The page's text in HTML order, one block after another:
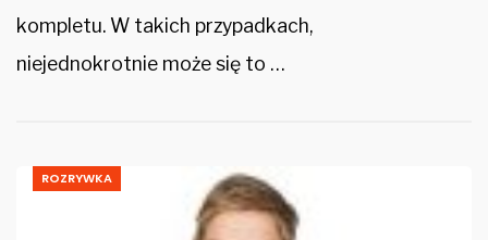
kompletu. W takich przypadkach,
niejednokrotnie może się to …
ROZRYWKA